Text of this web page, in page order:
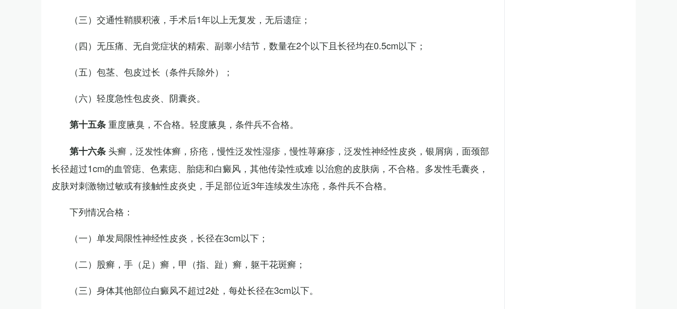
（三）交通性鞘膜积液，手术后1年以上无复发，无后遗症；
（四）无压痛、无自觉症状的精索、副睾小结节，数量在2个以下且长径均在0.5cm以下；
（五）包茎、包皮过长（条件兵除外）；
（六）轻度急性包皮炎、阴囊炎。
第十五条重度腋臭，不合格。轻度腋臭，条件兵不合格。
第十六条 头癣，泛发性体癣，疥疮，慢性泛发性湿疹，慢性荨麻疹，泛发性神经性皮炎，银屑病，面颈部
长径超过1cm的血管痣、色素痣、胎痣和白癜风，其他传染性或难 以治愈的皮肤病，不合格。多发性毛囊炎，
皮肤对刺激物过敏或有接触性皮炎史，手足部位近3年连续发生冻疮，条件兵不合格。
下列情况合格：
（一）单发局限性神经性皮炎，长径在3cm以下；
（二）股癣，手（足）癣，甲（指、趾）癣，躯干花斑癣；
（三）身体其他部位白癜风不超过2处，每处长径在3cm以下。